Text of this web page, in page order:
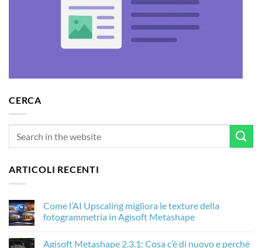
CERCA
ARTICOLI RECENTI
Come l’AI Upscaling migliora le texture della
fotogrammetria in Agisoft Metashape
su
Agisoft Metashape 2.3.1: Cosa c’è di nuovo e perché